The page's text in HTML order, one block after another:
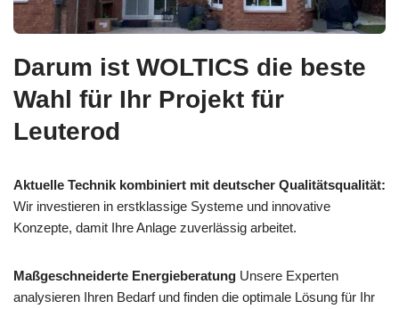
Darum ist WOLTICS die beste
Wahl für Ihr Projekt für
Leuterod
Aktuelle Technik kombiniert mit deutscher Qualitätsqualität:
Wir investieren in erstklassige Systeme und innovative
Konzepte, damit Ihre Anlage zuverlässig arbeitet.
Maßgeschneiderte Energieberatung Unsere Experten
analysieren Ihren Bedarf und finden die optimale Lösung für Ihr